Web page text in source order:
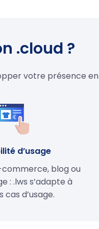
.cloud ?
votre présence
d’usage
blog ou
: .lws s’adapte à
cas d’usage.